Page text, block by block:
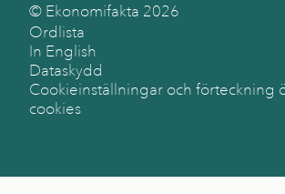
© Ekonomifakta 2026
Ordlista
In English
Dataskydd
Cookieinställningar och förteckning
cookies